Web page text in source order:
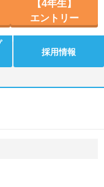
【4年生】
エントリー
採用情報